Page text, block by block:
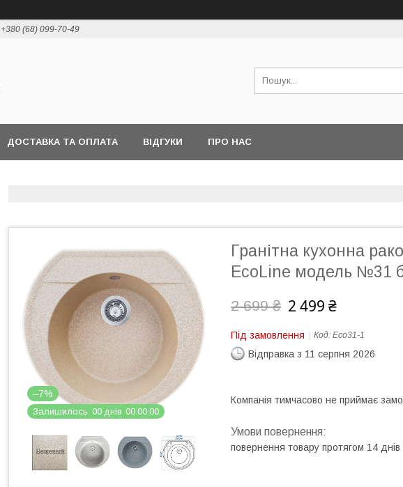
+380 (68) 099-70-49
ДОСТАВКА ТА ОПЛАТА ВІДГУКИ ПРО НАС
–7%
Залишилось 00 днів 00 00 00
Гранітна кухонна
EcoLine модель №31
2 699 ₴ 2 499 ₴
Під замовлення Код: Eco31-1
Відправка з 11 серпня 2026
Компанія тимчасово не приймає
повернення товару протягом 14 днів